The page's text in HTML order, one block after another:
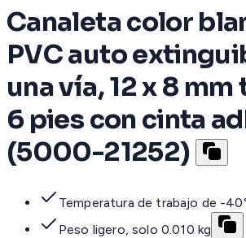
Canaleta color
PVC auto
una vía, 12 x 8
6 pies con cinta
(5000-21252)
Temperatura de trabajo de -
Peso ligero, solo 0.010 kg